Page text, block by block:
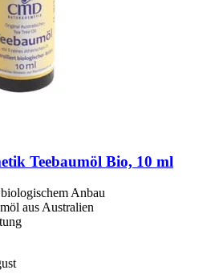
Teebaumöl Bio, 10 ml
Anbau
aus Australien